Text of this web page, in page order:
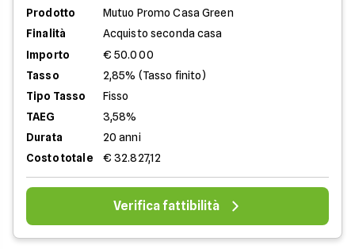
Prodotto
Mutuo Promo Casa Green
Finalità
Acquisto seconda casa
Importo
€ 50.000
Tasso
2,85% (Tasso finito)
Tipo Tasso
Fisso
TAEG
3,58%
Durata
20 anni
Costo totale
€ 32.827,12
Verifica fattibilità